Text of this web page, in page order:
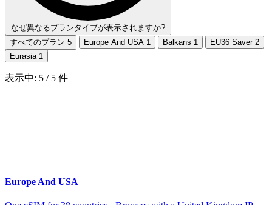
なぜ異なるプランタイプが表示されますか?
すべてのプラン 5 Europe And USA 1 Balkans 1 EU36 Saver 2
Eurasia 1
表示中: 5 / 5 件
Europe And USA